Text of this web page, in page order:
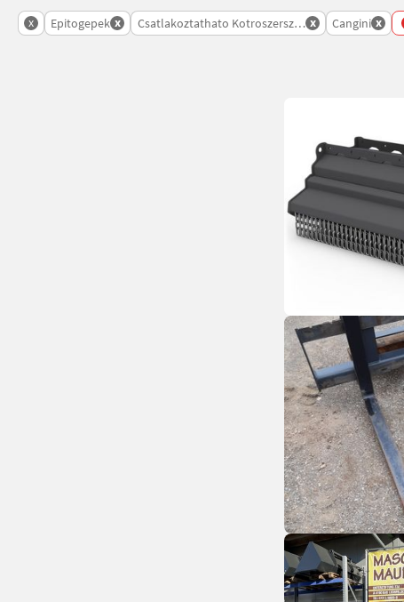
x Epitogepek x Csatlakoztathato Kotroszerszamx Cangini x